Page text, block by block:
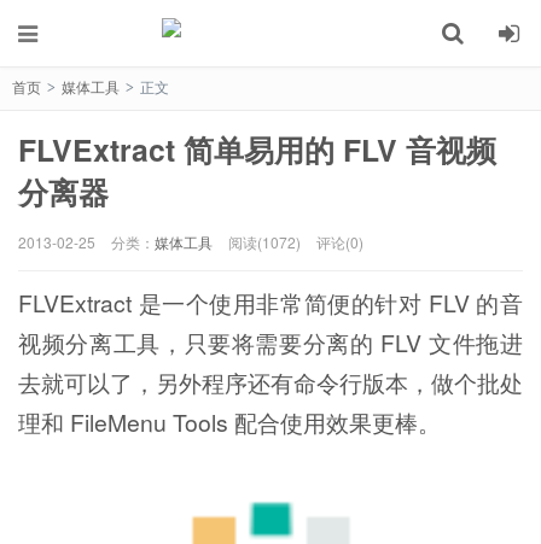
首页 > 媒体工具 > 正文
FLVExtract 简单易用的 FLV 音视频
分离器
2013-02-25 分类： 媒体工具 阅读(1072) 评论(0)
FLVExtract 是一个使用非常简便的针对 FLV 的音
视频分离工具，只要将需要分离的 FLV 文件拖进
去就可以了，另外程序还有命令行版本，做个批处
理和 FileMenu Tools 配合使用效果更棒。